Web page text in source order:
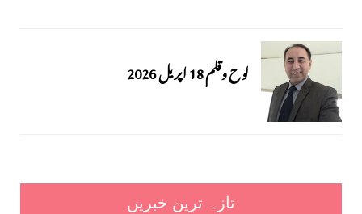
لوح وقلم 18 اپریل 2026
تازہ ترین خبریں